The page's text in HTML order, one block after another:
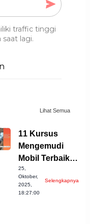
traffic tinggi
saat lagi.
Lihat Semua
11 Kursus
Mengemudi
Mobil Terbaik di
Banjarnegara
untuk Anda!
25,
Oktober,
2025,
18:27:00
Selengkapnya